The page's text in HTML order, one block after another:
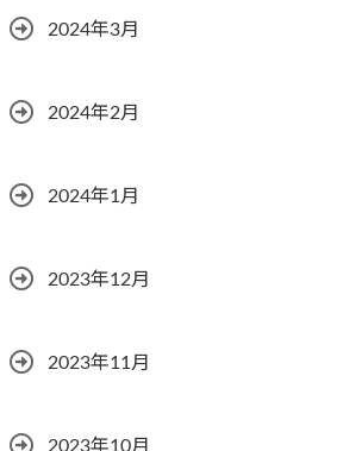
2024年3月
2024年2月
2024年1月
2023年12月
2023年11月
2023年10月